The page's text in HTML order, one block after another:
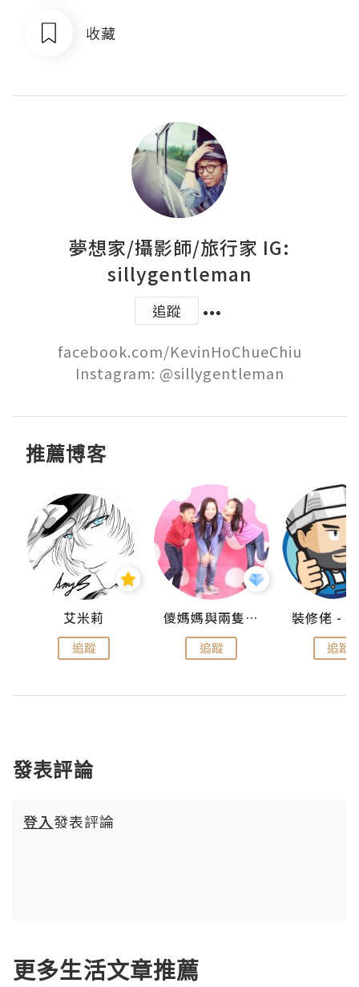
收藏
夢想家/攝影師/旅行家 IG:
sillygentleman
追蹤
facebook.com/KevinHoChueChiu
Instagram: @sillygentleman
推薦博客
艾米莉
追蹤
儍媽媽與兩隻小魔怪之家
追蹤 追蹤
發表評論
登入發表評論
更多生活文章推薦